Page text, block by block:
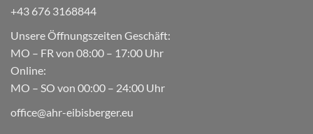
+43 676 3168844
Unsere Öffnungszeiten Geschäft:
MO – FR von 08:00 – 17:00 Uhr
Online:
MO – SO von 00:00 – 24:00 Uhr
office@ahr-eibisberger.eu